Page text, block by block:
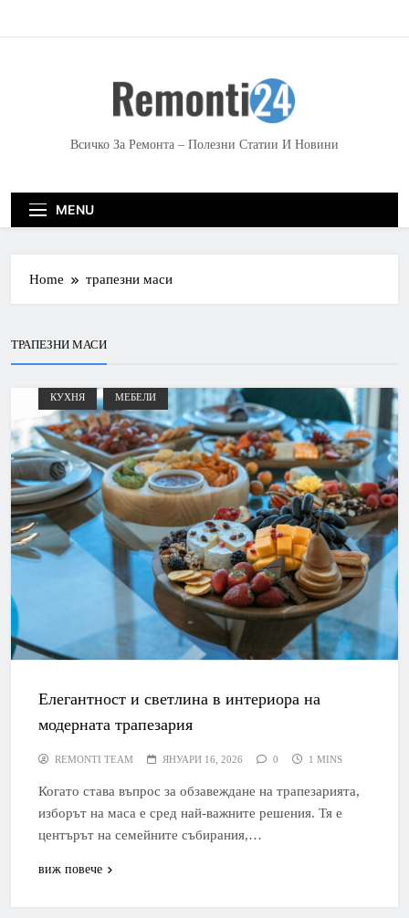
e
Всичко За Ремонта – Полезни Статии И Новини
MENU
Home трапезни маси
ТРАПЕЗНИ МАСИ
КУХНЯ МЕБЕЛИ
Елегантност и светлина в интериора на
модерната трапезария
REMONTI TEAM ЯНУАРИ 16, 2026 0 1 MINS
Когато става въпрос за обзавеждане на трапезарията,
изборът на маса е сред най-важните решения. Тя е
центърът на семейните събирания,…
виж повече